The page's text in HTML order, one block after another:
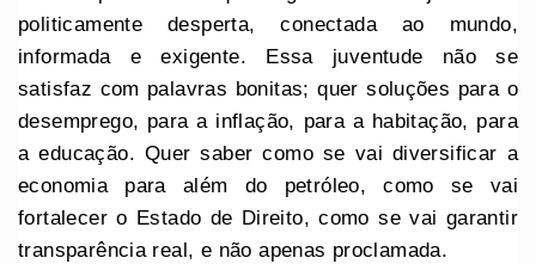
politicamente desperta, conectada ao mundo,
informada e exigente. Essa juventude não se
satisfaz com palavras bonitas; quer soluções para o
desemprego, para a inflação, para a habitação, para
a educação. Quer saber como se vai diversificar a
economia para além do petróleo, como se vai
fortalecer o Estado de Direito, como se vai garantir
transparência real, e não apenas proclamada.